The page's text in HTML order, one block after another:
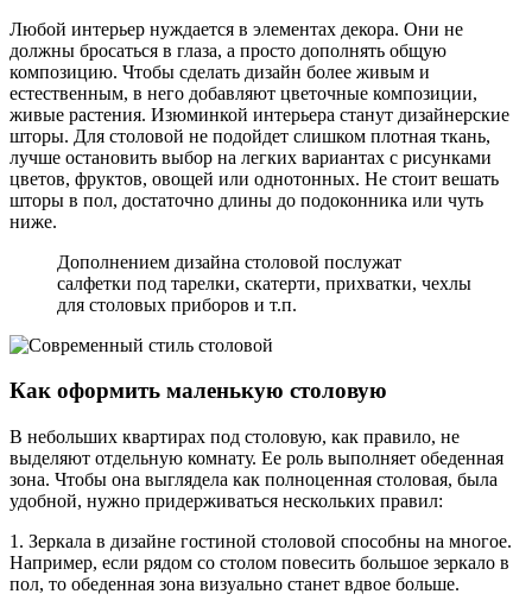
Любой интерьер нуждается в элементах декора. Они не
должны бросаться в глаза, а просто дополнять общую
композицию. Чтобы сделать дизайн более живым и
естественным, в него добавляют цветочные композиции,
живые растения. Изюминкой интерьера станут дизайнерские
шторы. Для столовой не подойдет слишком плотная ткань,
лучше остановить выбор на легких вариантах с рисунками
цветов, фруктов, овощей или однотонных. Не стоит вешать
шторы в пол, достаточно длины до подоконника или чуть
ниже.
Дополнением дизайна столовой послужат
салфетки под тарелки, скатерти, прихватки, чехлы
для столовых приборов и т.п.
Как оформить маленькую столовую
В небольших квартирах под столовую, как правило, не
выделяют отдельную комнату. Ее роль выполняет обеденная
зона. Чтобы она выглядела как полноценная столовая, была
удобной, нужно придерживаться нескольких правил:
1. Зеркала в дизайне гостиной столовой способны на многое.
Например, если рядом со столом повесить большое зеркало в
пол, то обеденная зона визуально станет вдвое больше.